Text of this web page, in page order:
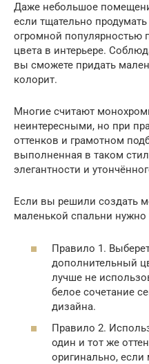
Даже небольшое
если тщательно
огромной популярностью
цвета в интерьере.
вы сможете придать
колорит.
Многие считают
неинтересными, но при
оттенков и грамотном
выполненная в таком
элегантности и
Если вы решили создать
маленькой спальни нужно
Правило 1.
дополнительный
лучше не
белое сочетание
дизайна.
Правило 2.
один и тот же
оригинально, если